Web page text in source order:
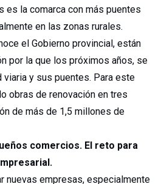
es la comarca con más puentes
en las zonas rurales.
el Gobierno provincial, están
por la que los próximos años, se
viaria y sus puentes. Para este
obras de renovación en tres
de más de 1,5 millones de
comercios. El reto para
nuevas empresas, especialmente